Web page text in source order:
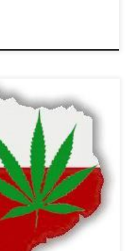
dni temu, Harold
Bill 548, który dąży do
zmieniając
C. Może to wydawać
się aż z 2.000 dolarów